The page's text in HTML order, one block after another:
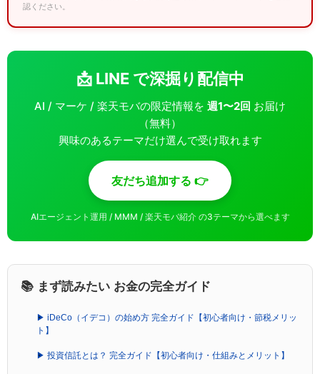
認ください。
📩 LINE で深掘り配信中
AI / マーケ / 楽天モバの限定情報を 週1〜2回 お届け
（無料）
興味のあるテーマだけ選んで受け取れます
友だち追加する 👉
AIエージェント運用 / MMM / 楽天モバ紹介 の3テーマから選べます
📚 まず読みたい お金の完全ガイド
▶ iDeCo（イデコ）の始め方 完全ガイド【初心者向け・節税メリッ
ト】
▶ 投資信託とは？ 完全ガイド【初心者向け・仕組みとメリット】